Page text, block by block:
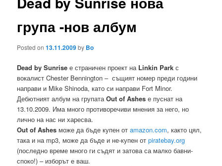
група -нов албум
Posted on13.11.2009by Bo
Dead by Sunrise е страничен проект на Linkin Park с
вокалист Chester Bennington – същият номер преди години
направи и Mike Shinoda, като си направи Fort Minor.
Дебютният албум на групатаOut of Ashes е пуснат на
13.10.2009. Има много противоречиви мнения за него, но
лично на нас ни харесва.
Out of Ashes може да бъде купен отamazon.com, както цял,
така и на mp3, може да бъде и не-купен отpiratebay.org
(последно време много ги съдят и затова са малко бавни-
споко!) – изборът е ваш.